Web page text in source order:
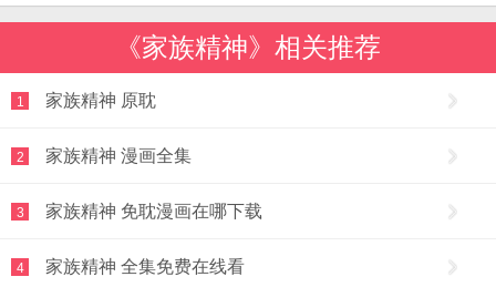
《家族精神》相关推荐
1 家族精神 原耽
2 家族精神 漫画全集
3 家族精神 免耽漫画在哪下载
4 家族精神 全集免费在线看